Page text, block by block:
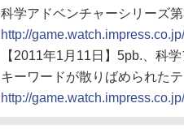
科学アドベンチャーシリーズ
http://
【2011年1月11日】5pb.、科
キーワードが散りばめられた
http://